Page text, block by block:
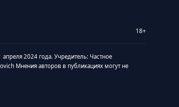
18+
2024 года. Учредитель: Частное
Мнения авторов в публикациях могут не